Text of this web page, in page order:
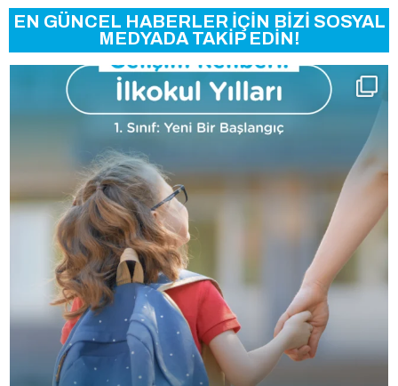
EN GÜNCEL HABERLER İÇİN BİZİ SOSYAL
MEDYADA TAKİP EDİN!